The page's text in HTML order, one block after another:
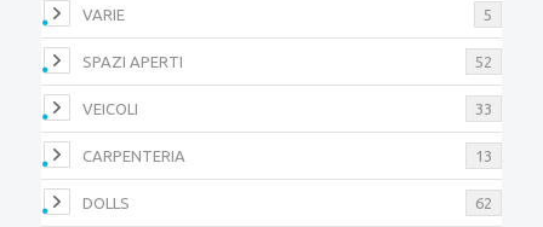
VARIE 5
SPAZI APERTI 52
VEICOLI 33
CARPENTERIA 13
DOLLS 62